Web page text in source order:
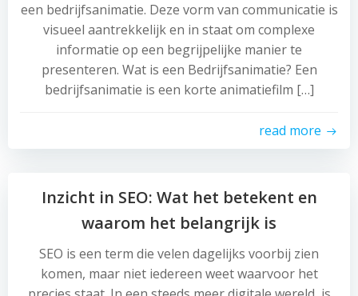
een bedrijfsanimatie. Deze vorm van communicatie is
visueel aantrekkelijk en in staat om complexe
informatie op een begrijpelijke manier te
presenteren. Wat is een Bedrijfsanimatie? Een
bedrijfsanimatie is een korte animatiefilm […]
read more
Inzicht in SEO: Wat het betekent en
waarom het belangrijk is
SEO is een term die velen dagelijks voorbij zien
komen, maar niet iedereen weet waarvoor het